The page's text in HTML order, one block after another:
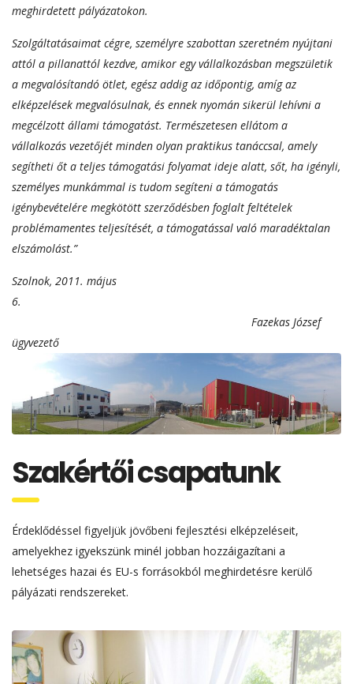
meghirdetett pályázatokon.
Szolgáltatásaimat cégre, személyre szabottan szeretném nyújtani
attól a pillanattól kezdve, amikor egy vállalkozásban megszületik
a megvalósítandó ötlet, egész addig az időpontig, amíg az
elképzelések megvalósulnak, és ennek nyomán sikerül lehívni a
megcélzott állami támogatást. Természetesen ellátom a
vállalkozás vezetőjét minden olyan praktikus tanáccsal, amely
segítheti őt a teljes támogatási folyamat ideje alatt, sőt, ha igényli,
személyes munkámmal is tudom segíteni a támogatás
igénybevételére megkötött szerződésben foglalt feltételek
problémamentes teljesítését, a támogatással való maradéktalan
elszámolást.”
Szolnok, 2011. május
6.
Fazekas József
ügyvezető
Szakértői csapatunk
Érdeklődéssel figyeljük jövőbeni fejlesztési elképzeléseit,
amelyekhez igyekszünk minél jobban hozzáigazítani a
lehetséges hazai és EU-s forrásokból meghirdetésre kerülő
pályázati rendszereket.